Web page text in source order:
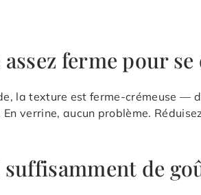
ferme pour
la texture est ferme-crémeuse —
verrine, aucun problème.
de